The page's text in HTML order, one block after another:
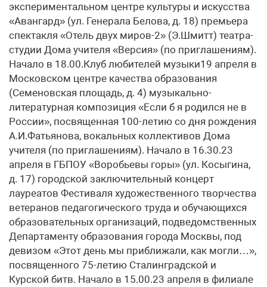
экспериментальном центре культуры и искусства
«Авангард» (ул. Генерала Белова, д. 18) премьера
спектакля «Отель двух миров-2» (Э.Шмитт) театра-
студии Дома учителя «Версия» (по приглашениям).
Начало в 18.00.Клуб любителей музыки19 апреля в
Московском центре качества образования
(Семеновская площадь, д. 4) музыкально-
литературная композиция «Если б я родился не в
России», посвященная 100-летию со дня рождения
А.И.Фатьянова, вокальных коллективов Дома
учителя (по приглашениям). Начало в 16.30.23
апреля в ГБПОУ «Воробьевы горы» (ул. Косыгина,
д. 17) городской заключительный концерт
лауреатов Фестиваля художественного творчества
ветеранов педагогического труда и обучающихся
образовательных организаций, подведомственных
Департаменту образования города Москвы, под
девизом «Этот день мы приближали, как могли…»,
посвященного 75-летию Сталинградской и
Курской битв. Начало в 15.00.23 апреля в филиале